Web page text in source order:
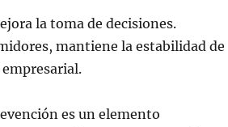
la toma de decisiones.
mantiene la estabilidad de
es un elemento